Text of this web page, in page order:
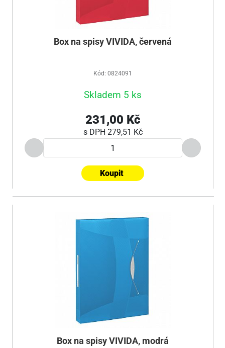
Box na spisy VIVIDA, červená
Kód: 0824091
Skladem 5 ks
231,00 Kč
s DPH 279,51 Kč
Koupit
Box na spisy VIVIDA, modrá